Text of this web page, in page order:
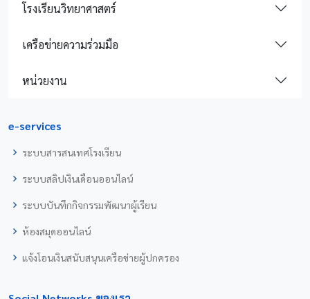
โรงเรียนวิทยาศาสตร์
เครือข่ายความร่วมมือ
หน่วยงาน
e-services
ระบบสารสนเทศโรงเรียน
ระบบสลิปเงินเดือนออนไลน์
ระบบบันทึกกิจกรรมพัฒนาผู้เรียน
ห้องสมุดออนไลน์
แจ้งโอนเงินสนับสนุนเครือข่ายผู้ปกครอง